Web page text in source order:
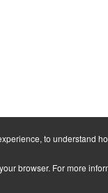
to understand
browser. For more